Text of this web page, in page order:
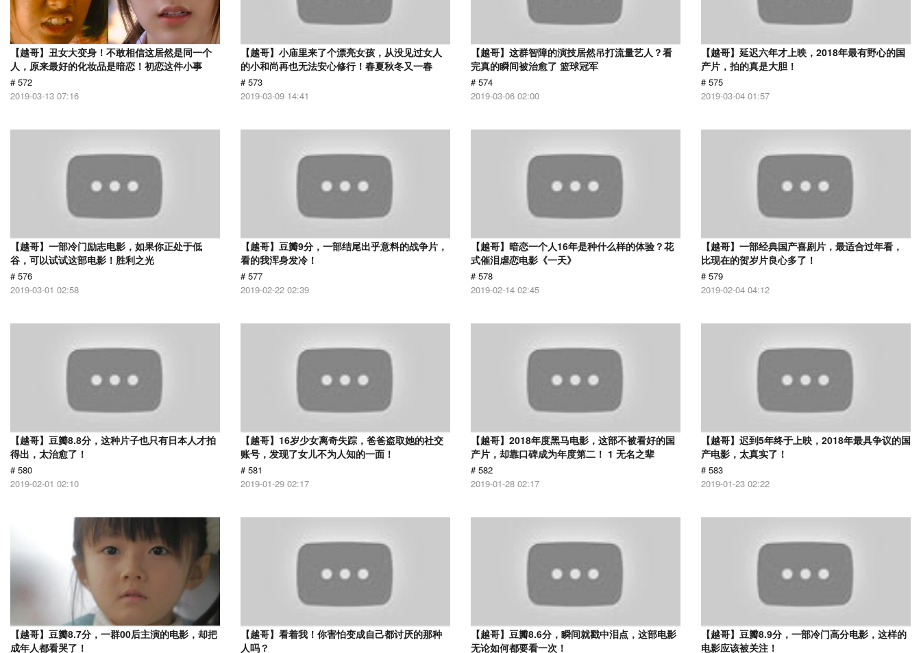
【越哥】丑女大变身！不敢相信这居然是同一个
人，原来最好的化妆品是暗恋！初恋这件小事
# 572
2019-03-13 07:16
【越哥】小庙里来了个漂亮女孩，从没见过女人
的小和尚再也无法安心修行！春夏秋冬又一春
# 573
2019-03-09 14:41
【越哥】这群智障的演技居然吊打流量艺人？看
完真的瞬间被治愈了 篮球冠军
# 574
2019-03-06 02:00
【越哥】延迟六年才上映，2018年最有野心的国
产片，拍的真是大胆！
# 575
2019-03-04 01:57
【越哥】一部冷门励志电影，如果你正处于低
谷，可以试试这部电影！胜利之光
# 576
2019-03-01 02:58
【越哥】豆瓣9分，一部结尾出乎意料的战争片，
看的我浑身发冷！
# 577
2019-02-22 02:39
【越哥】暗恋一个人16年是种什么样的体验？花
式催泪虐恋电影《一天》
# 578
2019-02-14 02:45
【越哥】一部经典国产喜剧片，最适合过年看，
比现在的贺岁片良心多了！
# 579
2019-02-04 04:12
【越哥】豆瓣8.8分，这种片子也只有日本人才拍
得出，太治愈了！
# 580
2019-02-01 02:10
【越哥】16岁少女离奇失踪，爸爸盗取她的社交
账号，发现了女儿不为人知的一面！
# 581
2019-01-29 02:17
【越哥】2018年度黑马电影，这部不被看好的国
产片，却靠口碑成为年度第二！ 1 无名之辈
# 582
2019-01-28 02:17
【越哥】迟到5年终于上映，2018年最具争议的国
产电影，太真实了！
# 583
2019-01-23 02:22
【越哥】豆瓣8.7分，一群00后主演的电影，却把
成年人都看哭了！
【越哥】看着我！你害怕变成自己都讨厌的那种
人吗？
【越哥】豆瓣8.6分，瞬间就戳中泪点，这部电影
无论如何都要看一次！
【越哥】豆瓣8.9分，一部冷门高分电影，这样的
电影应该被关注！